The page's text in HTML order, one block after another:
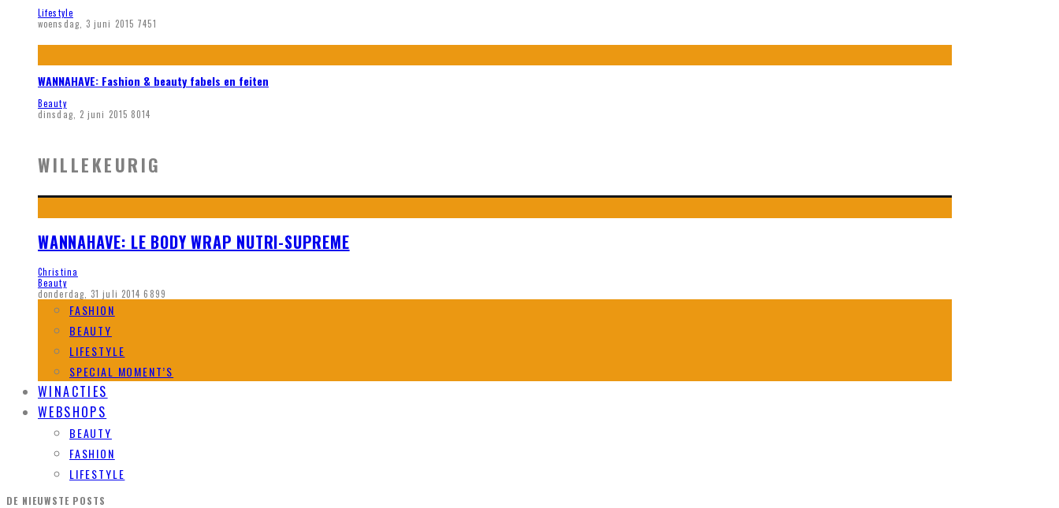
Lifestyle
woensdag, 3 juni 2015 7451
WANNAHAVE: Fashion & beauty fabels en feiten
Beauty
dinsdag, 2 juni 2015 8014
WILLEKEURIG
WANNAHAVE: LE BODY WRAP NUTRI-SUPREME
Christina
Beauty
donderdag, 31 juli 2014 6899
FASHION
BEAUTY
LIFESTYLE
SPECIAL MOMENT’S
WINACTIES
WEBSHOPS
BEAUTY
FASHION
LIFESTYLE
DE NIEUWSTE POSTS